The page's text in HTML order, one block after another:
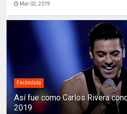
Mar 02, 2019
Farándula
Así fue como Carlos Rivera
2019